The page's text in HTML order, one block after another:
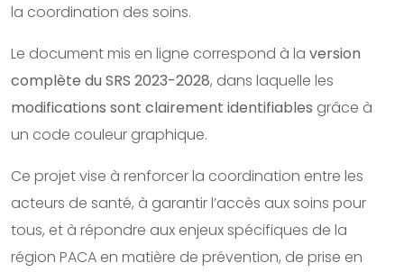
la coordination des soins.
Le document mis en ligne correspond à la version
complète du SRS 2023-2028, dans laquelle les
modifications sont clairement identifiables grâce à
un code couleur graphique.
Ce projet vise à renforcer la coordination entre les
acteurs de santé, à garantir l’accès aux soins pour
tous, et à répondre aux enjeux spécifiques de la
région PACA en matière de prévention, de prise en